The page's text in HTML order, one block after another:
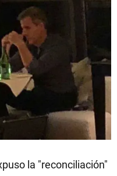
la "reconciliación"